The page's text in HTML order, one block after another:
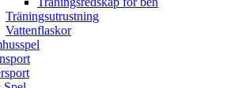
Träningsutrustning
Vattenflaskor